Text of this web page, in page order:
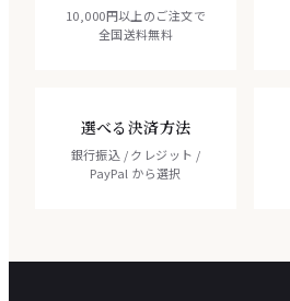
10,000円以上のご注文で
全国送料無料
選べる決済方法
銀行振込 / クレジット /
PayPal から選択